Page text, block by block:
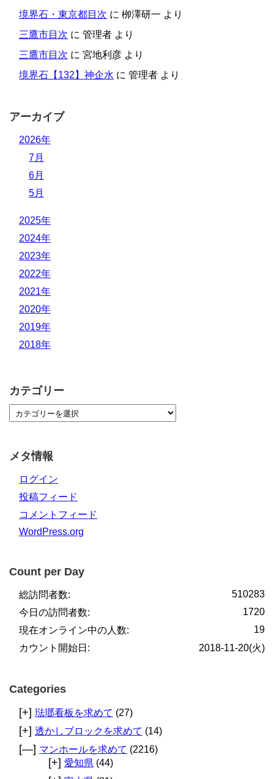
境界石・東京都目次 に 栁澤研一 より
三鷹市目次 に 管理者 より
三鷹市目次 に 宮地利彦 より
境界石【132】神企水 に 管理者 より
アーカイブ
2026年
7月
6月
5月
2025年
2024年
2023年
2022年
2021年
2020年
2019年
2018年
カテゴリー
メタ情報
ログイン
投稿フィード
コメントフィード
WordPress.org
Count per Day
510283
総訪問者数:
1720
今日の訪問者数:
19
現在オンライン中の人数:
2018-11-20(火)
カウント開始日:
Categories
[+] 琺瑯看板を求めて (27)
[+] 透かしブロックを求めて (14)
[—] マンホールを求めて (2216)
[+] 愛知県 (44)